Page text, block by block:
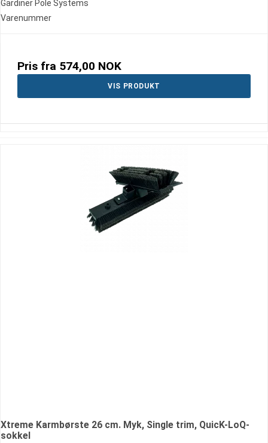
Gardiner Pole Systems
Varenummer
Pris fra 574,00 NOK
VIS PRODUKT
Xtreme Karmbørste 26 cm. Myk, Single trim, QuicK-LoQ-
sokkel